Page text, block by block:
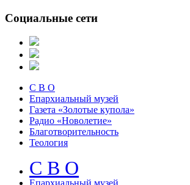
Социальные сети
С В О
Епархиальный музей
Газета «Золотые купола»
Радио «Новолетие»
Благотворительность
Теология
С В О